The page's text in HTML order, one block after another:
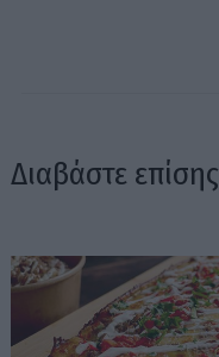
Διαβάστε επίσης